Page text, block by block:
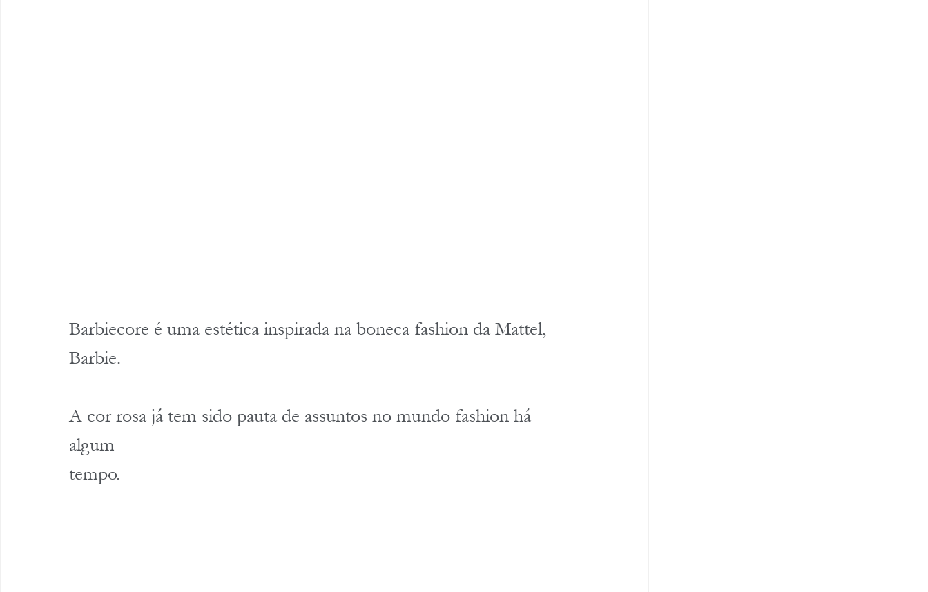
Barbiecore é uma estética inspirada na boneca fashion da Mattel,
Barbie.
A cor rosa já tem sido pauta de assuntos no mundo fashion há
algum
tempo.